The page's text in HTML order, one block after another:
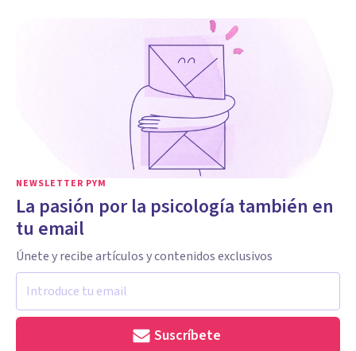
NEWSLETTER PYM
La pasión por la psicología también en
tu email
Únete y recibe artículos y contenidos exclusivos
Suscríbete